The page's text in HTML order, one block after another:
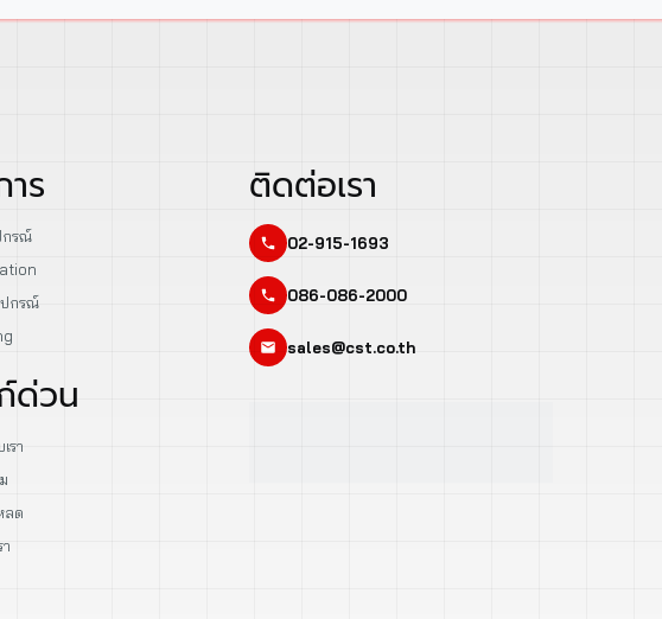
ร
รณ์
ปกรณ์
ด่วน
รา
ลด
ติดต่อเรา
02-915-1693
086-086-2000
sales@cst.co.th